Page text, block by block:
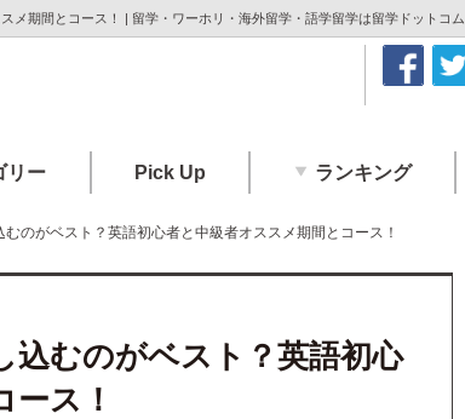
メ期間とコース！ | 留学・ワーホリ・海外留学・語学留学は留学ドットコム
リー Pick Up ランキング
のがベスト？英語初心者と中級者オススメ期間とコース！
込むのがベスト？英語初心
ス！